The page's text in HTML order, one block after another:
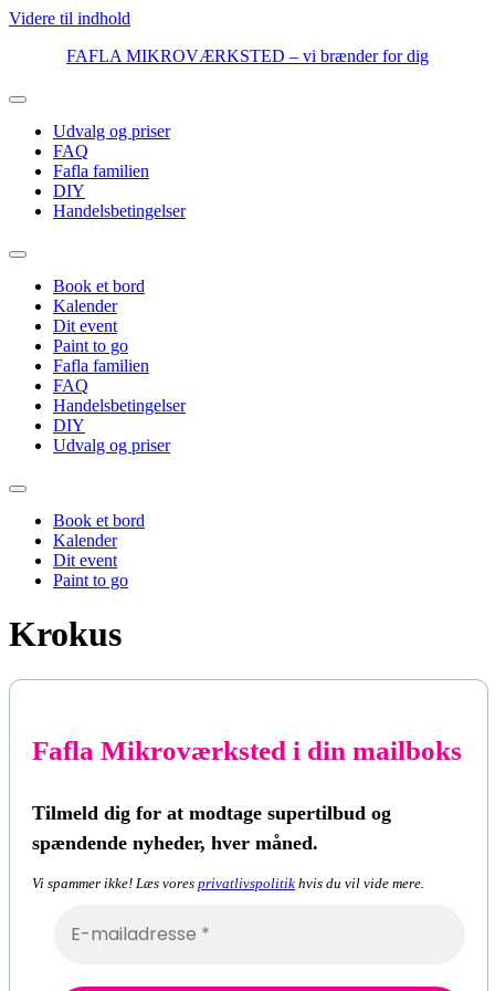
Videre til indhold
FAFLA MIKROVÆRKSTED – vi brænder for dig
Udvalg og priser
FAQ
Fafla familien
DIY
Handelsbetingelser
Book et bord
Kalender
Dit event
Paint to go
Fafla familien
FAQ
Handelsbetingelser
DIY
Udvalg og priser
Book et bord
Kalender
Dit event
Paint to go
Krokus
Fafla Mikroværksted i din mailboks
Tilmeld dig for at modtage supertilbud og
spændende nyheder, hver måned.
Vi spammer ikke! Læs vores privatlivspolitik hvis du vil vide mere.